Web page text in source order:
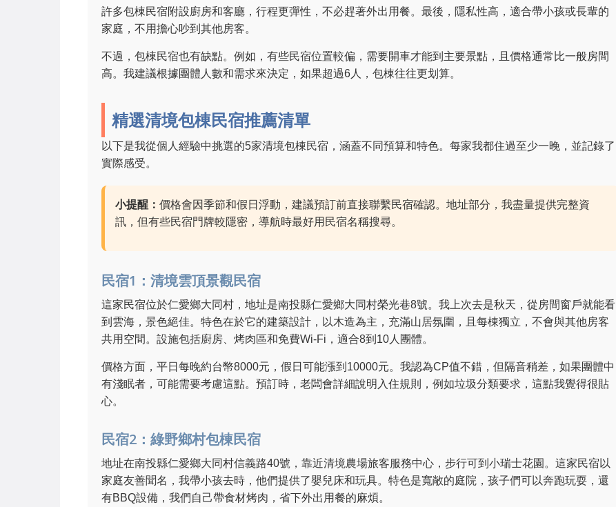
許多包棟民宿附設廚房和客廳，行程更彈性，不必趕著外出用餐。最後，隱私性高，適合帶小孩或長輩的
家庭，不用擔心吵到其他房客。
不過，包棟民宿也有缺點。例如，有些民宿位置較偏，需要開車才能到主要景點，且價格通常比一般房間
高。我建議根據團體人數和需求來決定，如果超過6人，包棟往往更划算。
精選清境包棟民宿推薦清單
以下是我從個人經驗中挑選的5家清境包棟民宿，涵蓋不同預算和特色。每家我都住過至少一晚，並記錄了
實際感受。
小提醒： 價格會因季節和假日浮動，建議預訂前直接聯繫民宿確認。地址部分，我盡量提供完整資
訊，但有些民宿門牌較隱密，導航時最好用民宿名稱搜尋。
民宿1：清境雲頂景觀民宿
這家民宿位於仁愛鄉大同村，地址是南投縣仁愛鄉大同村榮光巷8號。我上次去是秋天，從房間窗戶就能看
到雲海，景色絕佳。特色在於它的建築設計，以木造為主，充滿山居氛圍，且每棟獨立，不會與其他房客
共用空間。設施包括廚房、烤肉區和免費Wi-Fi，適合8到10人團體。
價格方面，平日每晚約台幣8000元，假日可能漲到10000元。我認為CP值不錯，但隔音稍差，如果團體中
有淺眠者，可能需要考慮這點。預訂時，老闆會詳細說明入住規則，例如垃圾分類要求，這點我覺得很貼
心。
民宿2：綠野鄉村包棟民宿
地址在南投縣仁愛鄉大同村信義路40號，靠近清境農場旅客服務中心，步行可到小瑞士花園。這家民宿以
家庭友善聞名，我帶小孩去時，他們提供了嬰兒床和玩具。特色是寬敞的庭院，孩子們可以奔跑玩耍，還
有BBQ設備，我們自己帶食材烤肉，省下外出用餐的麻煩。